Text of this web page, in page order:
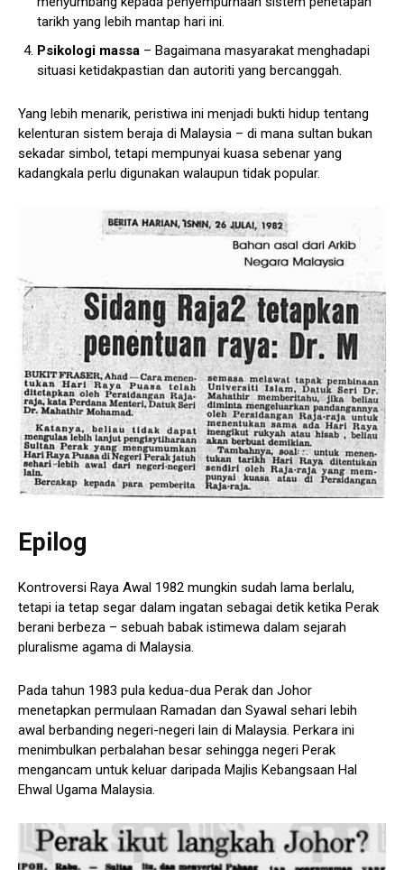
tarikh yang lebih mantap hari ini.
Psikologi massa – Bagaimana masyarakat menghadapi
situasi ketidakpastian dan autoriti yang bercanggah.
Yang lebih menarik, peristiwa ini menjadi bukti hidup tentang
kelenturan sistem beraja di Malaysia – di mana sultan bukan
sekadar simbol, tetapi mempunyai kuasa sebenar yang
kadangkala perlu digunakan walaupun tidak popular.
Epilog
Kontroversi Raya Awal 1982 mungkin sudah lama berlalu,
tetapi ia tetap segar dalam ingatan sebagai detik ketika Perak
berani berbeza – sebuah babak istimewa dalam sejarah
pluralisme agama di Malaysia.
Pada tahun 1983 pula kedua-dua Perak dan Johor
menetapkan permulaan Ramadan dan Syawal sehari lebih
awal berbanding negeri-negeri lain di Malaysia. Perkara ini
menimbulkan perbalahan besar sehingga negeri Perak
mengancam untuk keluar daripada Majlis Kebangsaan Hal
Ehwal Ugama Malaysia.